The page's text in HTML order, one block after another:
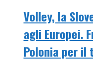
Volley, la
agli Europei.
Polonia per il